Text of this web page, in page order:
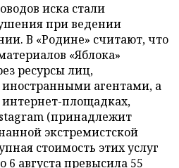
иска стали
при ведении
В «Родине» считают, что
«Яблока»
ресурсы лиц,
агентами, а
площадках,
(принадлежит
экстремистской
стоимость этих услуг
6 августа превысила 55